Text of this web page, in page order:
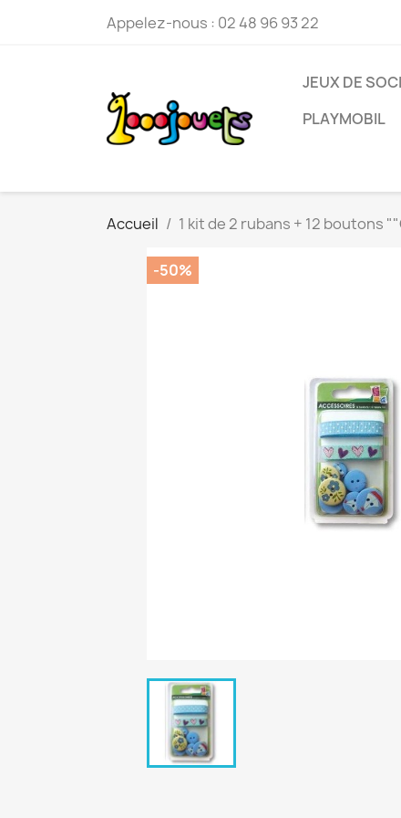
Appelez-nous : 02 48 96 93 22
JEUX DE
PLAYMOBIL
Accueil 1 kit de 2 rubans + 12 boutons
-50%